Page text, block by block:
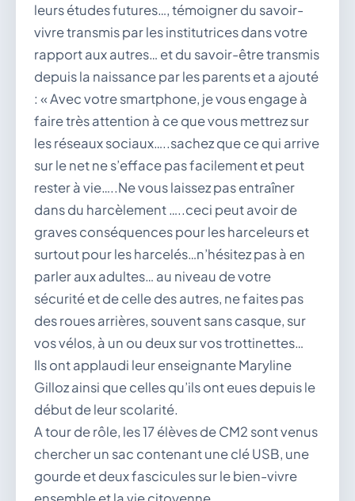
leurs études futures…, témoigner du savoir-
vivre transmis par les institutrices dans votre
rapport aux autres… et du savoir-être transmis
depuis la naissance par les parents et a ajouté
: « Avec votre smartphone, je vous engage à
faire très attention à ce que vous mettrez sur
les réseaux sociaux…..sachez que ce qui arrive
sur le net ne s’efface pas facilement et peut
rester à vie…..Ne vous laissez pas entraîner
dans du harcèlement …..ceci peut avoir de
graves conséquences pour les harceleurs et
surtout pour les harcelés…n’hésitez pas à en
parler aux adultes… au niveau de votre
sécurité et de celle des autres, ne faites pas
des roues arrières, souvent sans casque, sur
vos vélos, à un ou deux sur vos trottinettes…
Ils ont applaudi leur enseignante Maryline
Gilloz ainsi que celles qu’ils ont eues depuis le
début de leur scolarité.
A tour de rôle, les 17 élèves de CM2 sont venus
chercher un sac contenant une clé USB, une
gourde et deux fascicules sur le bien-vivre